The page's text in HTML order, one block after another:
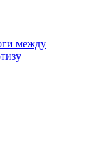
между